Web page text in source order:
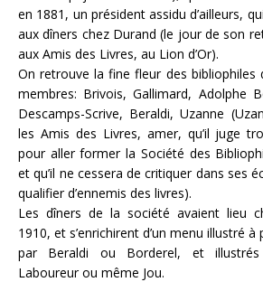
en 1881, un président assidu d’ailleurs,
aux dîners chez Durand (le jour de son
aux Amis des Livres, au Lion d’Or).
On retrouve la fine fleur des bibliophiles
membres: Brivois, Gallimard, Adolphe
Descamps-Scrive, Beraldi, Uzanne
les Amis des Livres, amer, qu’il juge
pour aller former la Société des
et qu’il ne cessera de critiquer dans ses
qualifier d’ennemis des livres).
Les dîners de la société avaient lieu
1910, et s’enrichirent d’un menu illustré
par Beraldi ou Borderel, et
Laboureur ou même Jou.